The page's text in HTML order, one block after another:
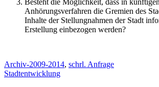
Anhörungsverfahren die Gremien des
Inhalte der Stellungnahmen der Stadt
Erstellung einbezogen werden?
Archiv-2009-2014, schrl. Anfrage
Stadtentwicklung